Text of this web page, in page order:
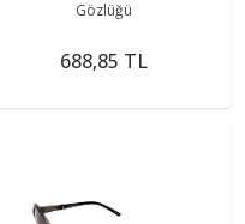
Gözlüğü
688,85 TL